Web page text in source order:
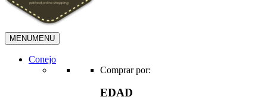
MENUMENU
Conejo
Comprar por:
EDAD